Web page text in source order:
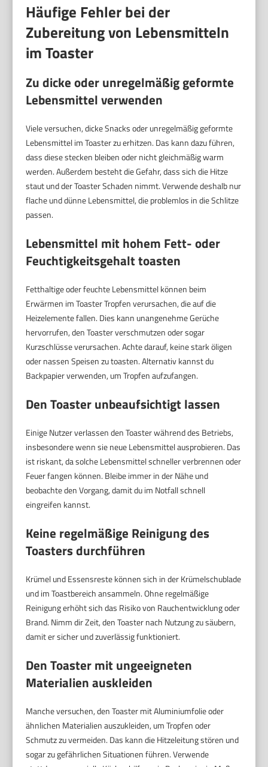
Häufige Fehler bei der
Zubereitung von Lebensmitteln
im Toaster
Zu dicke oder unregelmäßig geformte
Lebensmittel verwenden
Viele versuchen, dicke Snacks oder unregelmäßig geformte
Lebensmittel im Toaster zu erhitzen. Das kann dazu führen,
dass diese stecken bleiben oder nicht gleichmäßig warm
werden. Außerdem besteht die Gefahr, dass sich die Hitze
staut und der Toaster Schaden nimmt. Verwende deshalb nur
flache und dünne Lebensmittel, die problemlos in die Schlitze
passen.
Lebensmittel mit hohem Fett- oder
Feuchtigkeitsgehalt toasten
Fetthaltige oder feuchte Lebensmittel können beim
Erwärmen im Toaster Tropfen verursachen, die auf die
Heizelemente fallen. Dies kann unangenehme Gerüche
hervorrufen, den Toaster verschmutzen oder sogar
Kurzschlüsse verursachen. Achte darauf, keine stark öligen
oder nassen Speisen zu toasten. Alternativ kannst du
Backpapier verwenden, um Tropfen aufzufangen.
Den Toaster unbeaufsichtigt lassen
Einige Nutzer verlassen den Toaster während des Betriebs,
insbesondere wenn sie neue Lebensmittel ausprobieren. Das
ist riskant, da solche Lebensmittel schneller verbrennen oder
Feuer fangen können. Bleibe immer in der Nähe und
beobachte den Vorgang, damit du im Notfall schnell
eingreifen kannst.
Keine regelmäßige Reinigung des
Toasters durchführen
Krümel und Essensreste können sich in der Krümelschublade
und im Toastbereich ansammeln. Ohne regelmäßige
Reinigung erhöht sich das Risiko von Rauchentwicklung oder
Brand. Nimm dir Zeit, den Toaster nach Nutzung zu säubern,
damit er sicher und zuverlässig funktioniert.
Den Toaster mit ungeeigneten
Materialien auskleiden
Manche versuchen, den Toaster mit Aluminiumfolie oder
ähnlichen Materialien auszukleiden, um Tropfen oder
Schmutz zu vermeiden. Das kann die Hitzeleitung stören und
sogar zu gefährlichen Situationen führen. Verwende